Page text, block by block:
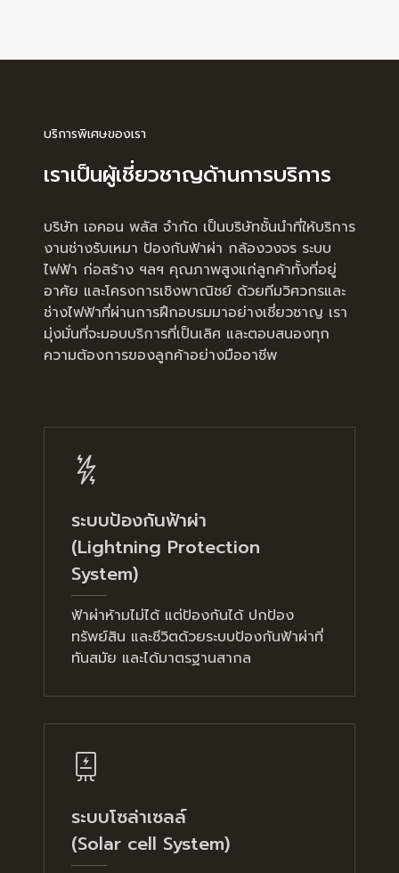
บริการพิเศษของเรา
เราเป็นผู้เชี่ยวชาญด้านการบริการ
บริษัท เอคอน พลัส จำกัด เป็นบริษัทชั้นนำที่ให้บริการ
งานช่างรับเหมา ป้องกันฟ้าผ่า กล้องวงจร ระบบ
ไฟฟ้า ก่อสร้าง ฯลฯ คุณภาพสูงแก่ลูกค้าทั้งที่อยู่
อาศัย และโครงการเชิงพาณิชย์ ด้วยทีมวิศวกรและ
ช่างไฟฟ้าที่ผ่านการฝึกอบรมมาอย่างเชี่ยวชาญ เรา
มุ่งมั่นที่จะมอบบริการที่เป็นเลิศ และตอบสนองทุก
ความต้องการของลูกค้าอย่างมืออาชีพ
ระบบป้องกันฟ้าผ่า
(Lightning Protection
System)
ฟ้าผ่าห้ามไม่ได้ แต่ป้องกันได้ ปกป้อง
ทรัพย์สิน และชีวิตด้วยระบบป้องกันฟ้าผ่าที่
ทันสมัย และได้มาตรฐานสากล
ระบบโซล่าเซลล์
(Solar cell System)